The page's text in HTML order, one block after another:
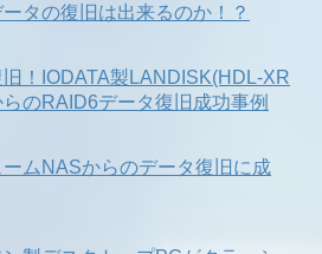
タの復旧は出来るのか！？
！IODATA製LANDISK(HDL-XR
のRAID6データ復旧成功事例
ムNASからのデータ復旧に成